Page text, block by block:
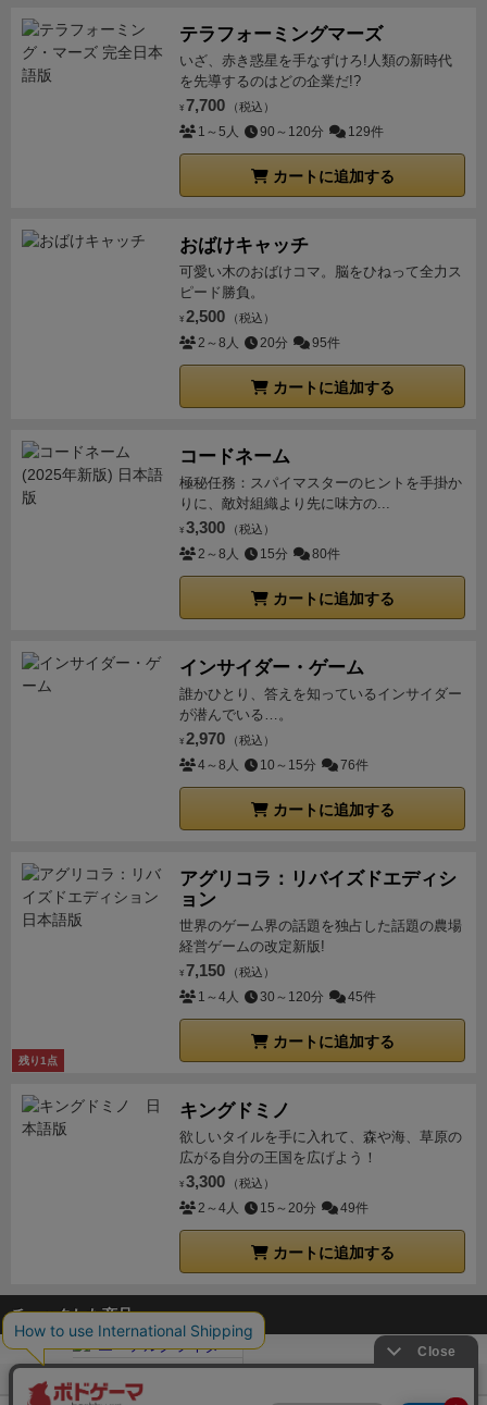
施設利用や領域通過にかかる2金のみで特にペナルテ
ィーらしいものはない。むしろ航行中の未探索領域
かにしていくかがカギとなります。
どちらかというと
1,2手番足りないというのが丁度いいのかもれません。
意事項としてソロプレイと多人数プレイのルールやプ
レイ感が全然異なるという事てす。インストをなさる
方は注意する必要があるのですが、ソロプレイを何度
もやってルールを把握していると、他人にインストし
た場合ソロとは違うプレイ感とルールがある事は覚え
てからインストをしなければいけません。まず繁栄ト
がちになります。
あと基本は１ターン２アクションと
いう事です。ソロだと8－８－4の20アクションで３期
の処理を行います。この二つを忘れずにプレイなさる
といいでしょう。その他は製作者様の方でＦ＆Ａが出
ていますので細かい修正等はそちらをご参照くださ
X(旧ツイッター)で製作者様が書かれていました
が、好きな漫画家さんにイラストを担当してもらった
人的にはソロで遊んでもよし、多人数でワイワイやる
もよしですが、５人で遊ぶとどうなるのかはちょっと
見当がつきません。相当ワチャワチャするのではない
かなと思います。皆様も機会がありましたら、遊んで
みてはいかがでしょうか。
能施設はマスト。ソロだと20分アクション固定なの
で、どれを優先したら点に繋がるか、依頼ボードのタ
イルと自分の実績ボードの並びを見ながらあれこれ悩
む感じが楽しい。星に到達して荷下ろし後の報酬受領
後が一番時間かかりますね。六角えんぴつさんのゲー
ギル等他のゲームにも手を出してみたいと思いまし
クションまでやったことが無駄にならないのは、ゲー
ム終了の瞬間までやることを試行錯誤出来てダレずに
遊べる好ポイントと感じた。 前述の通りソロプレイは
全部で20アクションとなっていて、その中で後援者が
課した目標を2つこなしつつ、勝利点を何点まで伸ば
せるかというスコアアタック方式。やってみると20ア
クションはかなり少なく、いかに1アクションで出来
になるのでは、という印象。そのためには積極的に船
の割り当てを調整してその時にやるべきことを明確に
していくのが重要なのだろう（5段階中3段階目のAA評
価までしか取れていないので偉そうなことは言えない
ゲーム以外にも、この作品になってカードやボ
ード、コンポーネントのデザインも、これまでの作品
に比べて質が飛躍的に向上し、大手パブリッシャーが
たのも、ゲームを手にしたときの満足感向上に寄与し
ていると感じた。KSのプランでアクリル製の宇宙船コ
マを追加したのでさらに気分が盛り上がる（木のコマ
テラフォーミングマーズ
いざ、赤き惑星を手なずけろ!人類の新時代
を先導するのはどの企業だ!?
¥ 7,700 （税込）
1～5人 90～120分 129件
カートに追加する
おばけキャッチ
可愛い木のおばけコマ。脳をひねって全力ス
ピード勝負。
¥ 2,500 （税込）
2～8人 20分 95件
カートに追加する
コードネーム
極秘任務：スパイマスターのヒントを手掛か
りに、敵対組織より先に味方の...
¥ 3,300 （税込）
2～8人 15分 80件
カートに追加する
インサイダー・ゲーム
誰かひとり、答えを知っているインサイダー
が潜んでいる…。
¥ 2,970 （税込）
4～8人 10～15分 76件
カートに追加する
残り1点
アグリコラ：リバイズドエディシ
ョン
世界のゲーム界の話題を独占した話題の農場
経営ゲームの改定新版!
¥ 7,150 （税込）
1～4人 30～120分 45件
カートに追加する
キングドミノ
欲しいタイルを手に入れて、森や海、草原の
広がる自分の王国を広げよう！
¥ 3,300 （税込）
2～4人 15～20分 49件
カートに追加する
チェックした商品